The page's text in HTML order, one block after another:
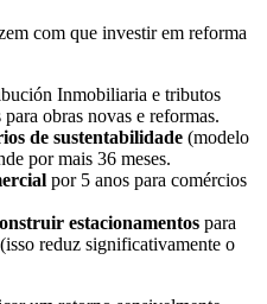
com que investir em reforma
Inmobiliaria e tributos
obras novas e reformas.
de sustentabilidade (modelo
por mais 36 meses.
por 5 anos para comércios
estacionamentos para
reduz significativamente o